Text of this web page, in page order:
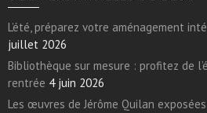
L’été, préparez votre aménagement
juillet 2026
Bibliothèque sur mesure : profitez de
rentrée 4 juin 2026
Les œuvres de Jérôme Quilan